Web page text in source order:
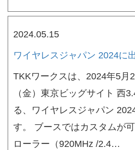
2024.05.15
ワイヤレスジャパン 2024に
TKKワークスは、2024年5月
（金）東京ビッグサイト 西
る、ワイヤレスジャパン
す。 ブースではカスタムが
ローラー（920MHz /2.4…